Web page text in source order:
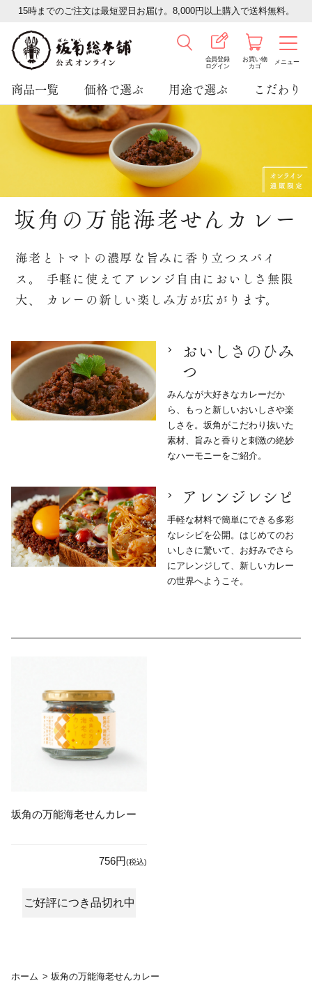
15時までのご注文は最短翌日お届け。8,000円以上購入で送料無料。
会員登録
ログイン
お買い物
カゴ
メニュー
商品一覧 価格で選ぶ 用途で選ぶ こだわり
坂角の万能海老せんカレー
海老とトマトの濃厚な旨みに香り立つスパイ
ス。
手軽に使えてアレンジ自由においしさ無限
大、
カレーの新しい楽しみ方が広がります。
おいしさのひみ
つ
みんなが大好きなカレーだか
ら、もっと新しいおいしさや楽
しさを。坂角がこだわり抜いた
素材、旨みと香りと刺激の絶妙
なハーモニーをご紹介。
アレンジレシピ
手軽な材料で簡単にできる多彩
なレシピを公開。はじめてのお
いしさに驚いて、お好みでさら
にアレンジして、新しいカレー
の世界へようこそ。
坂角の万能海老せんカレー
756円(税込)
ご好評につき品切れ中
ホーム > 坂角の万能海老せんカレー